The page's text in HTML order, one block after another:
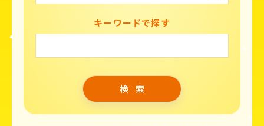
キーワードで探す